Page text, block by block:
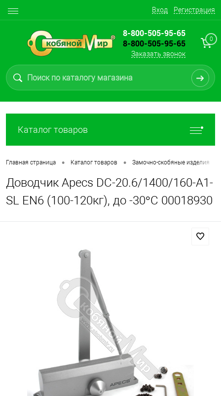
Вход Регистрация
8-800-505-95-65
8-800-505-95-65
Заказать звонок
0
Каталог товаров
Главная страница • Каталог товаров • Замочно-скобяные изделия
Доводчик Apecs DC-20.6/1400/160-A1-
SL EN6 (100-120кг), до -30°С 00018930